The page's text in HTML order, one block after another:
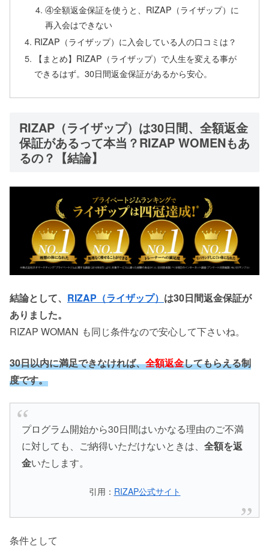
④全額返金保証を使うと、RIZAP（ライザップ）に
再入会はできない
RIZAP（ライザップ）に入会している人の口コミは？
【まとめ】RIZAP（ライザップ）で人生を変える事が
できるはず。30日間返金保証があるから安心。
RIZAP（ライザップ）は30日間、全額返金
保証があるって本当？RIZAP WOMENもあ
るの？【結論】
結論として、 RIZAP（ライザップ） は30日間返金保証が
ありました。
RIZAP WOMAN も同じ条件なので安心して下さいね。
30日以内に満足できなければ、全額返金してもらえる制
度です。
プログラム開始から30日間はいかなる理由のご不満
に対しても、ご納得いただけないときは、全額を返
金いたします。
引用： RIZAP公式サイト
条件として